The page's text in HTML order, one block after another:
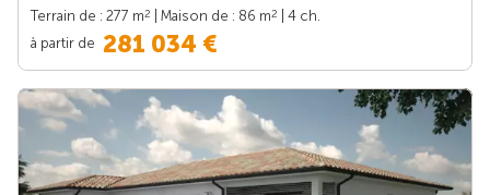
Terrain de : 277 m2 | Maison de : 86 m2
| 4 ch.
à partir de 281 034 €